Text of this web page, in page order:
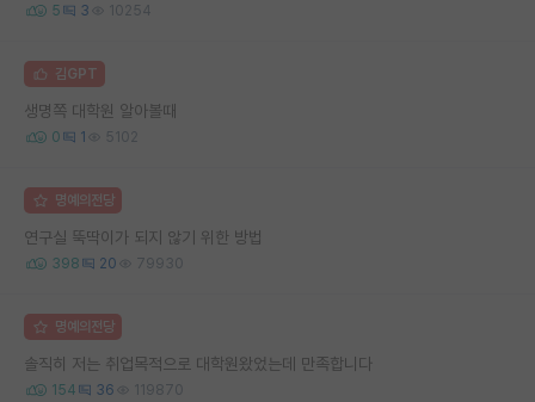
5 3 10254
김GPT
생명쪽 대학원 알아볼때
0 1 5102
명예의전당
연구실 뚝딱이가 되지 않기 위한 방법
398 20 79930
명예의전당
솔직히 저는 취업목적으로 대학원왔었는데 만족합니다
154 36 119870